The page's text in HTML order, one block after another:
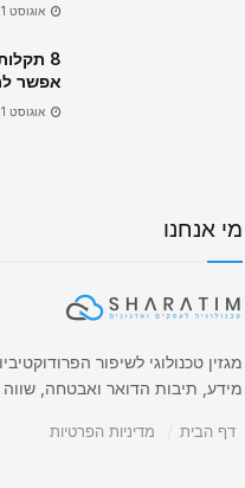
אוגוסט 1, 2026
8
אפשר
אוגוסט 1, 2026
מי אנחנו
מגזין טכנולוגי לשיפור
מידע, תיבות הדואר ואבטחה, שווה
דף הבית מדיניות הפרטיות